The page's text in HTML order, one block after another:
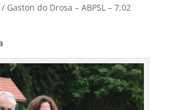
Gaston do Drosa – ABPSL – 7,02